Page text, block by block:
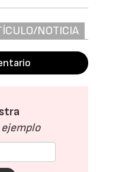
NOTICIA
ejemplo